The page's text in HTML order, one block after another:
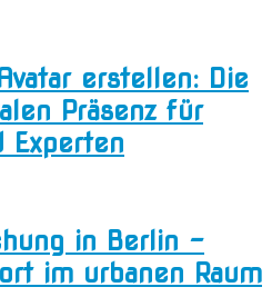
erstellen: Die
Präsenz für
Experten
in Berlin –
im urbanen Raum